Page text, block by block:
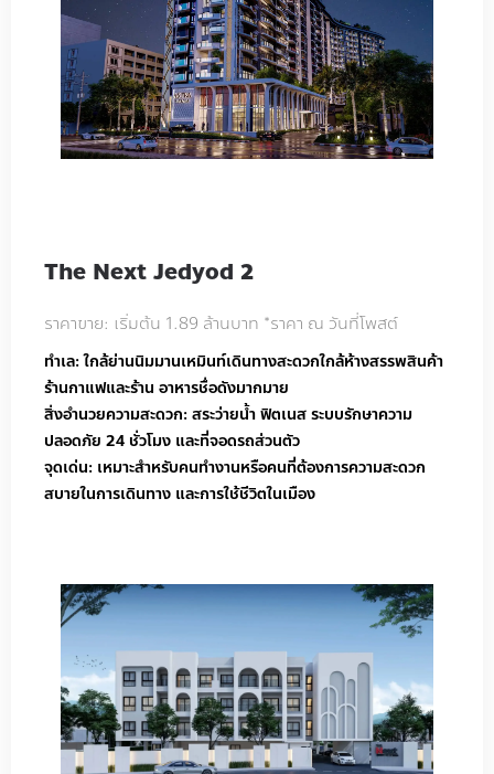
The Next Jedyod 2
ราคาขาย: เริ่มต้น 1.89 ล้านบาท *ราคา ณ วันที่โพสต์
ทำเล: ใกล้ย่านนิมมานเหมินท์เดินทางสะดวกใกล้ห้างสรรพสินค้า
ร้านกาแฟและร้าน อาหารชื่อดังมากมาย
สิ่งอำนวยความสะดวก: สระว่ายน้ำ ฟิตเนส ระบบรักษาความ
ปลอดภัย 24 ชั่วโมง และที่จอดรถส่วนตัว
จุดเด่น: เหมาะสำหรับคนทำงานหรือคนที่ต้องการความสะดวก
สบายในการเดินทาง และการใช้ชีวิตในเมือง